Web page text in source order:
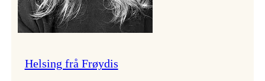
Helsing frå Frøydis